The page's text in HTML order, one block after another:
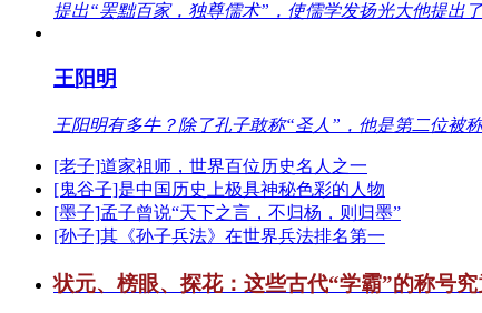
提出“罢黜百家，独尊儒术”，使儒学发扬光大他提出
王阳明
王阳明有多牛？除了孔子敢称“圣人”，他是第二位被
[老子]道家祖师，世界百位历史名人之一
[鬼谷子]是中国历史上极具神秘色彩的人物
[墨子]孟子曾说“天下之言，不归杨，则归墨”
[孙子]其《孙子兵法》在世界兵法排名第一
状元、榜眼、探花：这些古代“学霸”的称号究